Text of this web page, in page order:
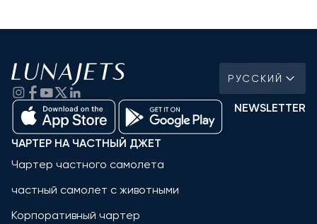
РУССКИЙ
NEWSLETTER
ЧАРТЕР НА ЧАСТНЫЙ ДЖЕТ
Чартер частного самолета
частный самолет с животными
Корпоративный чартер